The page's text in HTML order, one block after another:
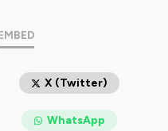
X (Twitter)
WhatsApp